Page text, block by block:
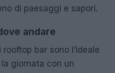
di paesaggi e sapori.
andare
bar sono l’ideale
giornata con un